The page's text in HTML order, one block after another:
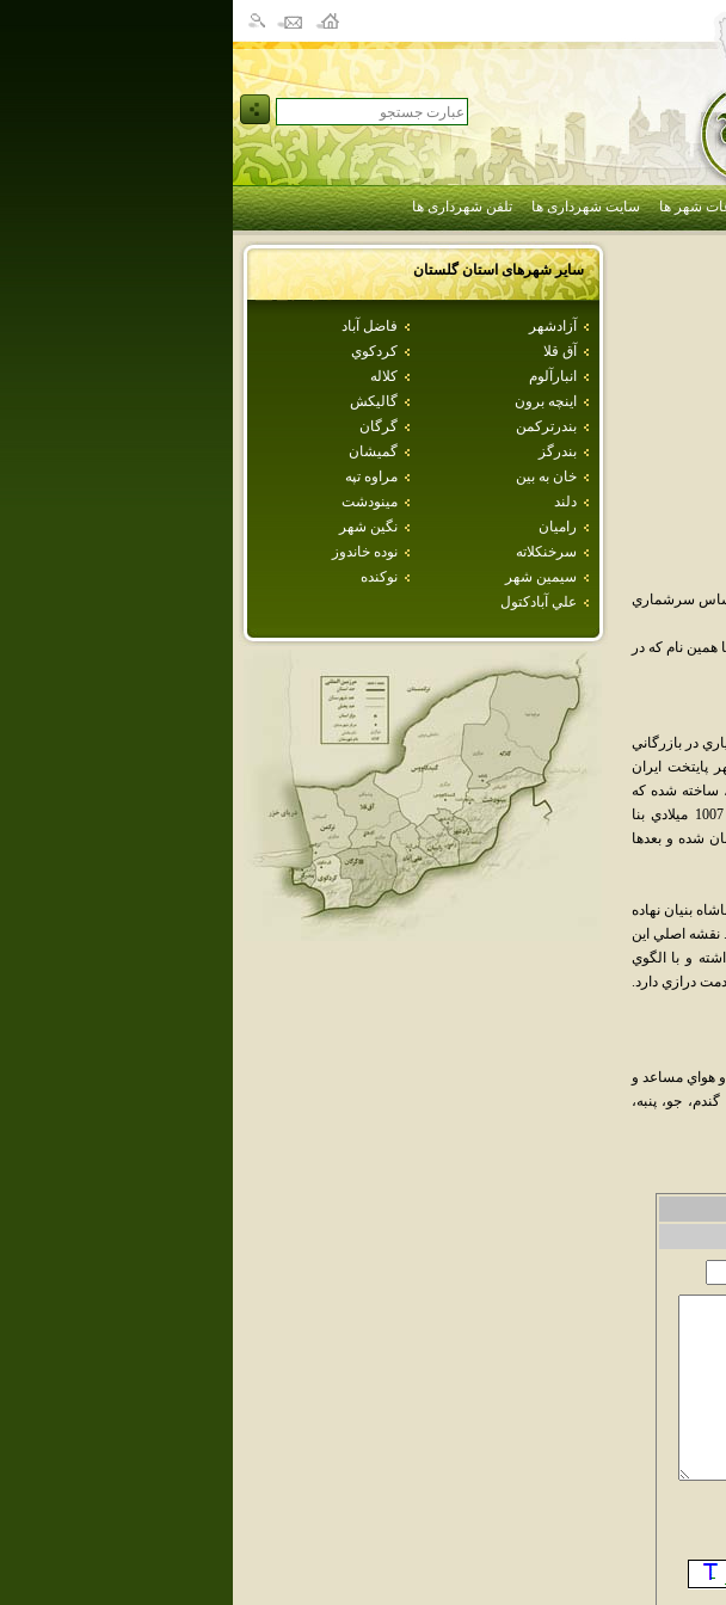
شهر ها سایت شهرداری ها تلفن شهرداری ها
سایر شهرهای استانگلستان
آزادشهر
فاضل آباد
آق قلا
كردكوي
انبارآلوم
كلاله
اينچه برون
گاليكش
بندرتركمن
گرگان
بندرگز
گميشان
خان به بين
مراوه تپه
دلند
مينودشت
راميان
نگين شهر
سرخنكلاته
نوده خاندوز
سيمين شهر
نوكنده
علي آبادكتول
سرشماري
همين نام که در
در بازرگاني
پايتخت ايران
ساخته شده که
قديميترين ارامگاه سبک ترکمانان سلجوق بوده و ارتفاع آن به 60 متر مي‌رسد و بين سالهاي 1006 تا 1007 ميلادي بنا
شده و بعدها
بنيان نهاده
نقشه اصلي اين
و با الگوي
درازي دارد.
داراي آب و هواي مساعد و
جو، پنبه،